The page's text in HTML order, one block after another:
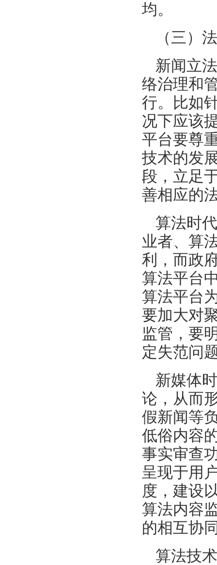
均。
（三）
新闻立
络治理和
行。比如
况下应该
平台要尊
技术的发
段，立足
善相应的
算法时
业者、算
利，而政
算法平台
算法平台
要加大对
监管，要
定失范问
新媒体
论，从而
假新闻等
低俗内容
事实审查
呈现于用
度，建设
算法内容
的相互协
算法技